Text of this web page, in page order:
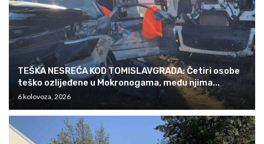
TEŠKA NESREĆA KOD TOMISLAVGRADA: Četiri osobe
teško ozlijeđene u Mokronogama, među njima...
6 kolovoza, 2026